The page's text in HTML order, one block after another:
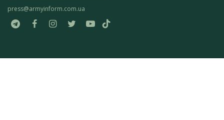
press@armyinform.com.ua